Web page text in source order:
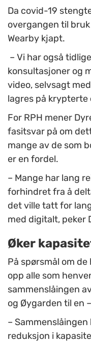
Da covid-19
overgangen til
Wearby kjapt.
– Vi har også
konsultasjoner og
video, selvsagt
lagres på krypterte
For RPH mener
fasitsvar på om
mange av de som
er en fordel.
– Mange har lang
forhindret fra å
det ville tatt for
med digitalt, peker
Øker
På spørsmål om
opp alle som
sammenslåingen
og Øygarden til en
–
reduksjon i